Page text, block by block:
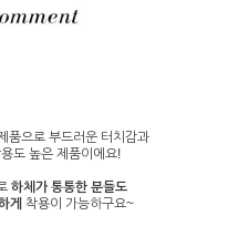
품으로 부드러운 터치감과
도 높은 제품이에요!
하체가 통통한 분들도
게 착용이 가능하구요~